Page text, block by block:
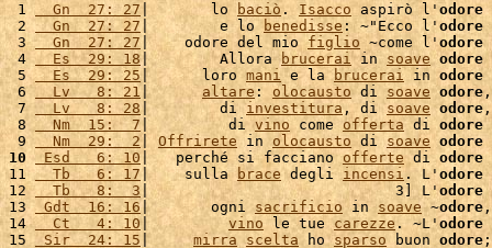
1
  Gn  27: 27
|       lo baciò . Isacco aspirò l'odore
2
  Gn  27: 27
|        e lo benedisse : ~"Ecco l' odore
3
  Gn  27: 27
|    odore del mio figlio ~come l' odore
4
  Es  29: 18
|        Allora brucerai in soave odore
5
  Es  29: 25
|      loro mani e la brucerai in odore
6
  Lv   8: 21
| altare : olocausto di soave odore
7
  Lv   8: 28
|        di investitura, di soave odore
8
  Nm  15:  7
|         di vino come offerta di odore
9
  Nm  29:  2
| Offrirete in olocausto di soave odore
10
Esd   6: 10 |   perché si facciano offerte di odore
11
  Tb   6: 17
|    sulla brace degli incensi . L' odore
12
  Tb   8:  3
|                            3] L'odore
13
Gdt  16: 16|       ogni sacrificio in soave ~odore
14
  Ct   4: 10
| vino le tue carezze . ~L'odore
15 Sir  24: 15 | mirra scelta ho sparso buon odore